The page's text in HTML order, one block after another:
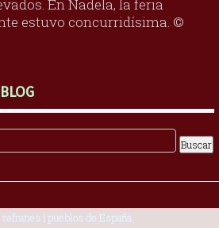
En Nadela, la feria
estuvo concurridísima. ©
| pueblos de España